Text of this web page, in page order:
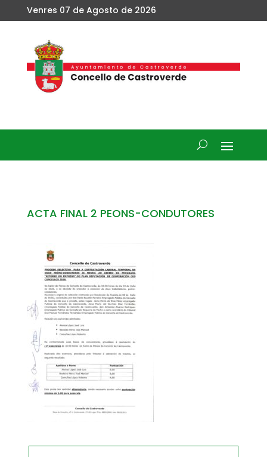
Venres 07 de Agosto de 2026
ACTA FINAL 2 PEONS-CONDUTORES